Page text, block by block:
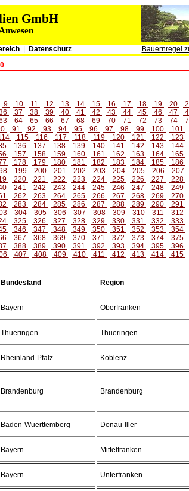
GmbH
Datenschutz Bauernregel
9 10 11 12 13 14 15 16 17 18 19 20
37 38 39 40 41 42 43 44 45 46 47
64 65 66 67 68 69 70 71 72 73 74
91 92 93 94 95 96 97 98 99 100 101
115 116 117 118 119 120 121 122 123
136 137 138 139 140 141 142 143 144
157 158 159 160 161 162 163 164 165
178 179 180 181 182 183 184 185 186
199 200 201 202 203 204 205 206 207
220 221 222 223 224 225 226 227 228
241 242 243 244 245 246 247 248 249
262 263 264 265 266 267 268 269 270
283 284 285 286 287 288 289 290 291
304 305 306 307 308 309 310 311 312
325 326 327 328 329 330 331 332 333
346 347 348 349 350 351 352 353 354
367 368 369 370 371 372 373 374 375
388 389 390 391 392 393 394 395 396
407 408 409 410 411 412 413 414 415
Bundesland Region
Bayern Oberfranken
Thueringen Thueringen
Rheinland-Pfalz Koblenz
Brandenburg Brandenburg
Baden-Wuerttemberg Donau-Iller
Bayern Mittelfranken
Bayern Unterfranken